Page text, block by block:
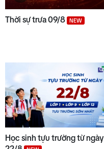
Thời sự trưa 09/8 NEW
Học sinh tựu trường từ ngày